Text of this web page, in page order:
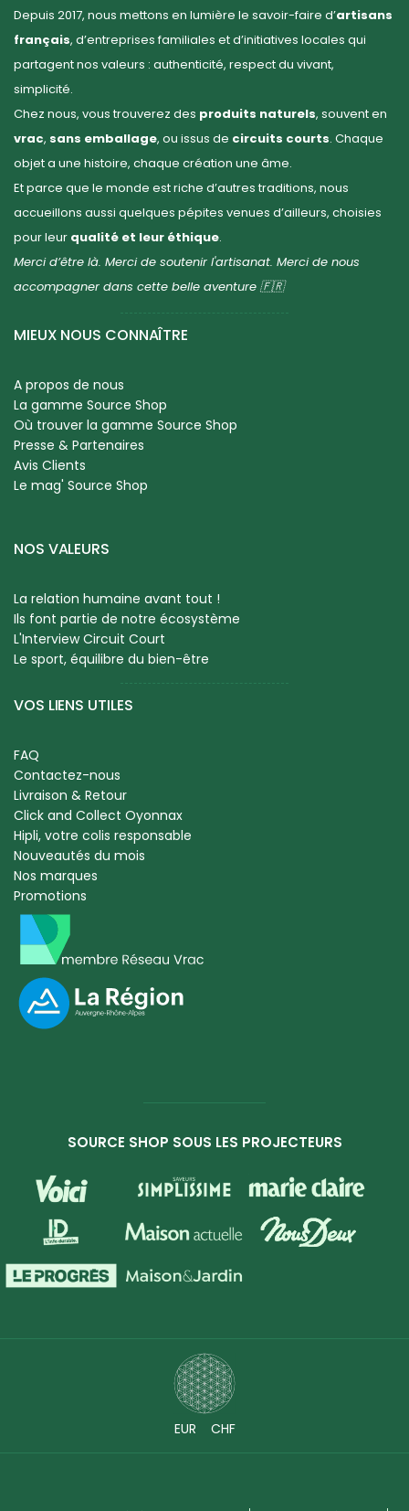
Depuis 2017, nous mettons en lumière le savoir-faire d’artisans
français, d’entreprises familiales et d’initiatives locales qui
partagent nos valeurs : authenticité, respect du vivant,
simplicité.
Chez nous, vous trouverez des produits naturels, souvent en
vrac, sans emballage, ou issus de circuits courts. Chaque
objet a une histoire, chaque création une âme.
Et parce que le monde est riche d’autres traditions, nous
accueillons aussi quelques pépites venues d’ailleurs, choisies
pour leur qualité et leur éthique.
Merci d’être là. Merci de soutenir l'artisanat. Merci de nous
accompagner dans cette belle aventure 🇫🇷
MIEUX NOUS CONNAÎTRE
A propos de nous
La gamme Source Shop
Où trouver la gamme Source Shop
Presse & Partenaires
Avis Clients
Le mag' Source Shop
NOS VALEURS
La relation humaine avant tout !
Ils font partie de notre écosystème
L'Interview Circuit Court
Le sport, équilibre du bien-être
VOS LIENS UTILES
FAQ
Contactez-nous
Livraison & Retour
Click and Collect Oyonnax
Hipli, votre colis responsable
Nouveautés du mois
Nos marques
Promotions
SOURCE SHOP SOUS LES PROJECTEURS
EUR CHF